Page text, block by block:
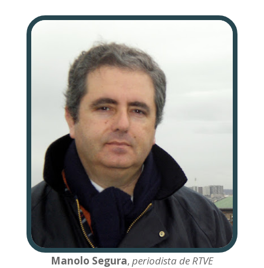
Manolo Segura, periodista de RTVE